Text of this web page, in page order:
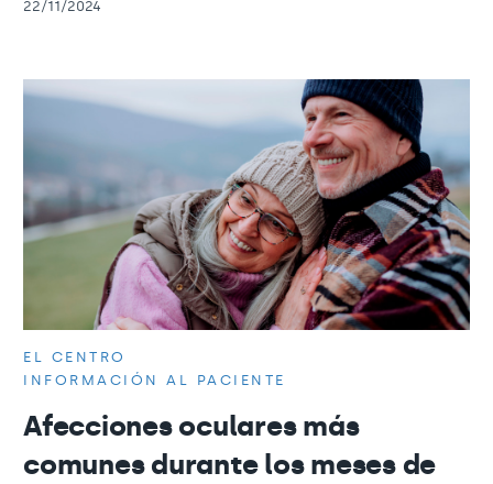
22/11/2024
EL CENTRO
INFORMACIÓN AL PACIENTE
Afecciones oculares más
comunes durante los meses de